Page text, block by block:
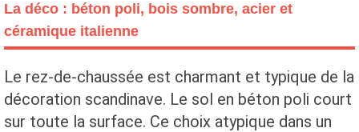
La déco : béton poli, bois sombre, acier et
céramique italienne
Le rez-de-chaussée est charmant et typique de la
décoration scandinave. Le sol en béton poli court
sur toute la surface. Ce choix atypique dans un